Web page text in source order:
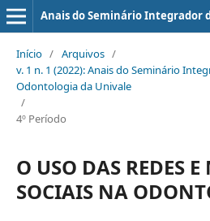
Início / Arquivos /
v. 1 n. 1 (2022): Anais do Seminário
Odontologia da Univale
/
4º Período
O USO DAS REDES
SOCIAIS NA